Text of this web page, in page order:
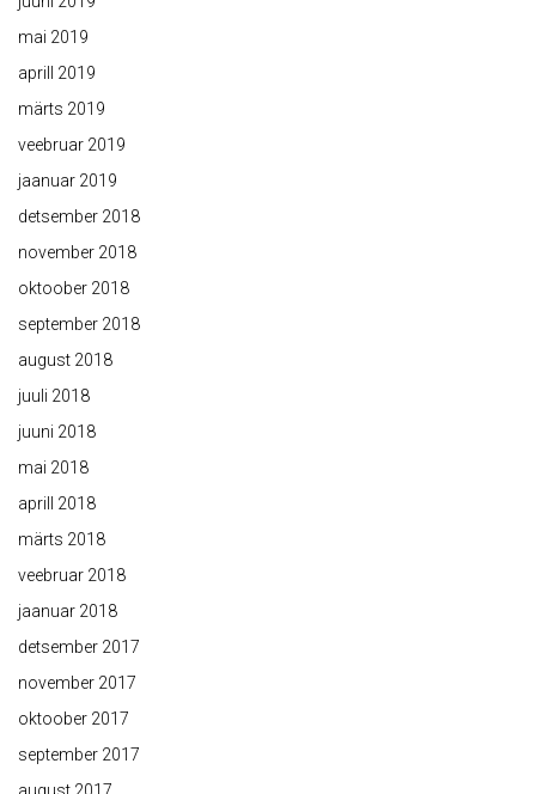
mai 2019
aprill 2019
märts 2019
veebruar 2019
jaanuar 2019
detsember 2018
november 2018
oktoober 2018
september 2018
august 2018
juuli 2018
juuni 2018
mai 2018
aprill 2018
märts 2018
veebruar 2018
jaanuar 2018
detsember 2017
november 2017
oktoober 2017
september 2017